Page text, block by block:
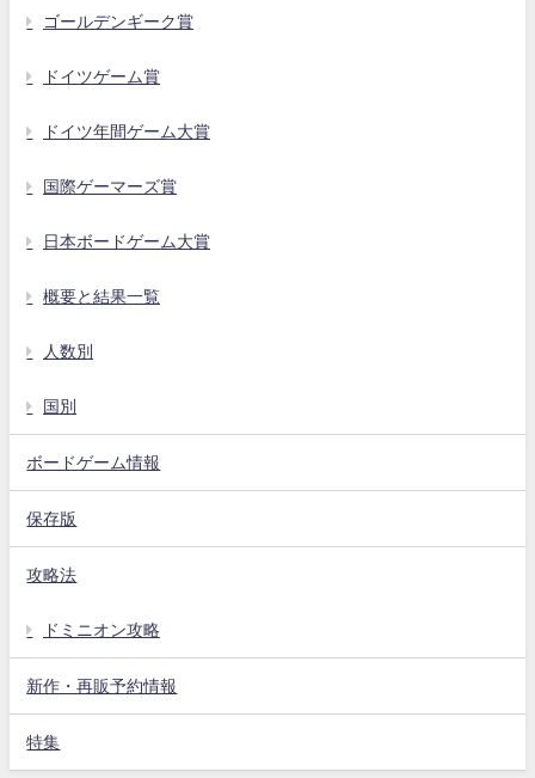
ゴールデンギーク賞
ドイツゲーム賞
ドイツ年間ゲーム大賞
国際ゲーマーズ賞
日本ボードゲーム大賞
概要と結果一覧
人数別
国別
ボードゲーム情報
保存版
攻略法
ドミニオン攻略
新作・再販予約情報
特集